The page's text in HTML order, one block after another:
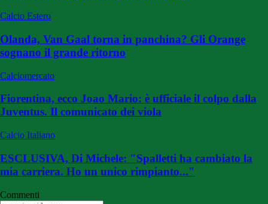
Calcio Estero
Olanda, Van Gaal torna in panchina? Gli Orange
sognano il grande ritorno
Calciomercato
Fiorentina, ecco Joao Mario: è ufficiale il colpo dalla
Juventus. Il comunicato dei viola
Calcio Italiano
ESCLUSIVA, Di Michele: "Spalletti ha cambiato la
mia carriera. Ho un unico rimpianto..."
Commenti